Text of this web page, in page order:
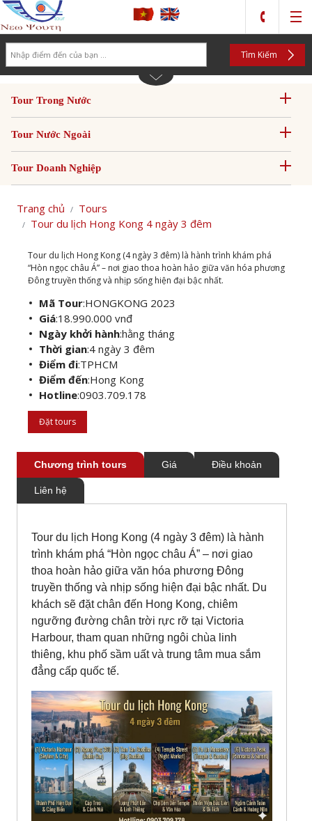
Tìm Kiếm
Tour Trong Nước
Tour Nước Ngoài
Tour Doanh Nghiệp
Trang chủ
Tours
Tour du lịch Hong Kong 4 ngày 3 đêm
Tour du lịch Hong Kong (4 ngày 3 đêm) là hành trình khám phá
“Hòn ngọc châu Á” – nơi giao thoa hoàn hảo giữa văn hóa phương
Đông truyền thống và nhịp sống hiện đại bậc nhất.
Mã Tour:HONGKONG 2023
Giá:18.990.000 vnđ
Ngày khởi hành:hằng tháng
Thời gian:4 ngày 3 đêm
Điểm đi:TPHCM
Điểm đến:Hong Kong
Hotline:0903.709.178
Đặt tours
Chương trình tours Giá Điều khoản
Liên hệ
Tour du lịch Hong Kong (4 ngày 3 đêm) là hành
trình khám phá “Hòn ngọc châu Á” – nơi giao
thoa hoàn hảo giữa văn hóa phương Đông
truyền thống và nhịp sống hiện đại bậc nhất. Du
khách sẽ đặt chân đến Hong Kong, chiêm
ngưỡng đường chân trời rực rỡ tại Victoria
Harbour, tham quan những ngôi chùa linh
thiêng, khu phố sầm uất và trung tâm mua sắm
đẳng cấp quốc tế.